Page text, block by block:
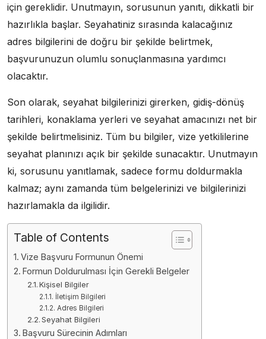
için gereklidir. Unutmayın, sorusunun yanıtı, dikkatli bir
hazırlıkla başlar. Seyahatiniz sırasında kalacağınız
adres bilgilerini de doğru bir şekilde belirtmek,
başvurunuzun olumlu sonuçlanmasına yardımcı
olacaktır.
Son olarak, seyahat bilgilerinizi girerken, gidiş-dönüş
tarihleri, konaklama yerleri ve seyahat amacınızı net bir
şekilde belirtmelisiniz. Tüm bu bilgiler, vize yetkililerine
seyahat planınızı açık bir şekilde sunacaktır. Unutmayın
ki, sorusunu yanıtlamak, sadece formu doldurmakla
kalmaz; aynı zamanda tüm belgelerinizi ve bilgilerinizi
hazırlamakla da ilgilidir.
Table of Contents
Vize Başvuru Formunun Önemi
Formun Doldurulması İçin Gerekli Belgeler
Kişisel Bilgiler
İletişim Bilgileri
Adres Bilgileri
Seyahat Bilgileri
Başvuru Sürecinin Adımları